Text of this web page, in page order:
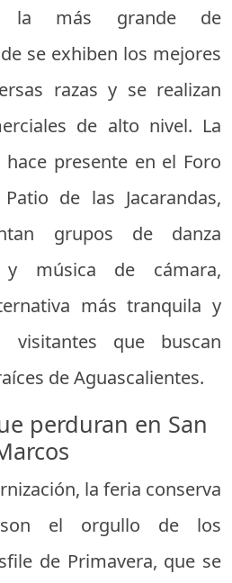
la más grande de
se exhiben los mejores
razas y se realizan
de alto nivel. La
presente en el Foro
de las Jacarandas,
grupos de danza
y música de cámara,
más tranquila y
que buscan
de Aguascalientes.
perduran en San
la feria conserva
son el orgullo de los
de Primavera, que se